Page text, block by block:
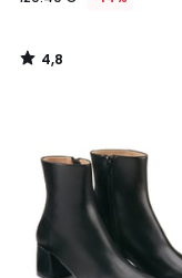
4,8
/